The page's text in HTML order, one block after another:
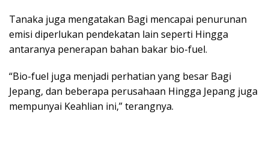
Tanaka juga mengatakan Bagi mencapai penurunan
emisi diperlukan pendekatan lain seperti Hingga
antaranya penerapan bahan bakar bio-fuel.
“Bio-fuel juga menjadi perhatian yang besar Bagi
Jepang, dan beberapa perusahaan Hingga Jepang juga
mempunyai Keahlian ini,” terangnya.